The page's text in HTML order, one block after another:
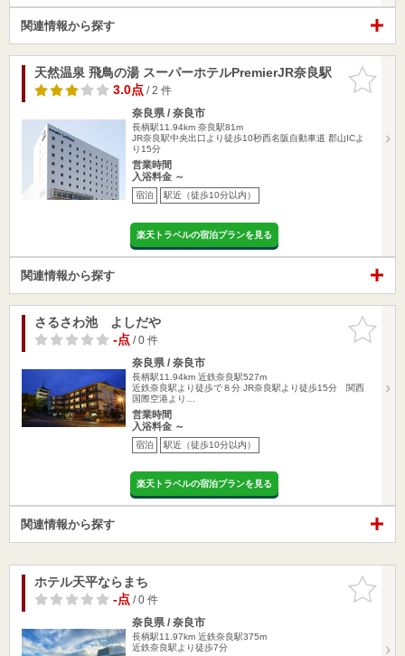
関連情報から探す
お気に入
りに追加
天然温泉 飛鳥の湯 スーパーホテルPremierJR奈良駅
3.0点/ 2 件
奈良県 / 奈良市
長柄駅11.94km 奈良駅81m
JR奈良駅中央出口より徒歩10秒西名阪自動車道 郡山ICよ
り15分
営業時間
入浴料金 ～
宿泊 駅近（徒歩10分以内）
楽天トラベルの宿泊プランを見る
関連情報から探す
お気に入
りに追加
さるさわ池 よしだや
-点/ 0 件
奈良県 / 奈良市
長柄駅11.94km 近鉄奈良駅527m
近鉄奈良駅より徒歩で８分 JR奈良駅より徒歩15分 関西
国際空港より…
営業時間
入浴料金 ～
宿泊 駅近（徒歩10分以内）
楽天トラベルの宿泊プランを見る
関連情報から探す
お気に入
りに追加
ホテル天平ならまち
-点/ 0 件
奈良県 / 奈良市
長柄駅11.97km 近鉄奈良駅375m
近鉄奈良駅より徒歩7分